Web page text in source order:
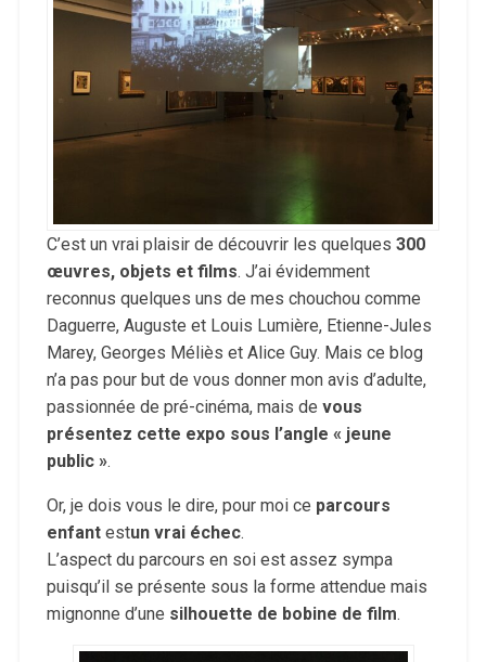
C’est un vrai plaisir de découvrir les quelques 300
œuvres, objets et films. J’ai évidemment
reconnus quelques uns de mes chouchou comme
Daguerre, Auguste et Louis Lumière, Etienne-Jules
Marey, Georges Méliès et Alice Guy. Mais ce blog
n’a pas pour but de vous donner mon avis d’adulte,
passionnée de pré-cinéma, mais de vous
présentez cette expo sous l’angle « jeune
public ».
Or, je dois vous le dire, pour moi ce parcours
enfantestun vrai échec.
L’aspect du parcours en soi est assez sympa
puisqu’il se présente sous la forme attendue mais
mignonne d’une silhouette de bobine de film.